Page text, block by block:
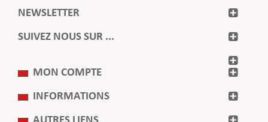
NEWSLETTER
SUIVEZ NOUS SUR ...
MON COMPTE
INFORMATIONS